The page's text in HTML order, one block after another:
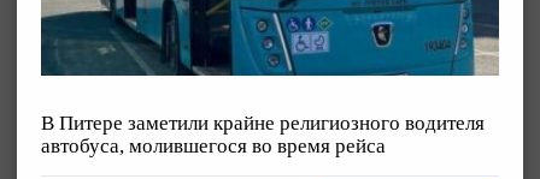
В Питере заметили крайне религиозного водителя
автобуса, молившегося во время рейса